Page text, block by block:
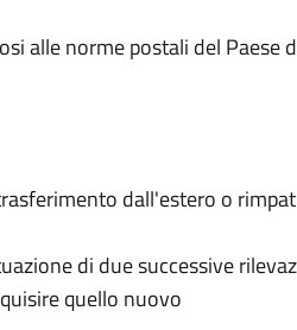
alle norme postali del Paese
dall'estero o
di due successive
quello nuovo